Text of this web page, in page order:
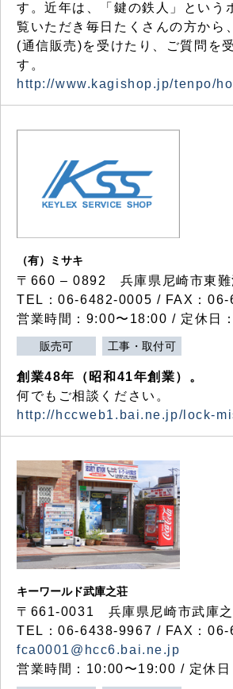
す。近年は、「鍵の鉄人」という
覧いただき毎日たくさんの方から
(通信販売)を受けたり、ご質問を
す。
http://www.kagishop.jp/tenpo/
（有）ミサキ
〒660 – 0892 兵庫県尼崎市東
TEL：06-6482-0005 / FAX：06-
営業時間：9:00〜18:00 / 定休日
販売可 工事・取付可
創業48年（昭和41年創業）。
何でもご相談ください。
http://hccweb1.bai.ne.jp/lock-
キーワールド武庫之荘
〒661-0031 兵庫県尼崎市武庫
TEL：06-6438-9967 / FAX：
fca0001@hcc6.bai.ne.jp
営業時間：10:00〜19:00 / 定休日